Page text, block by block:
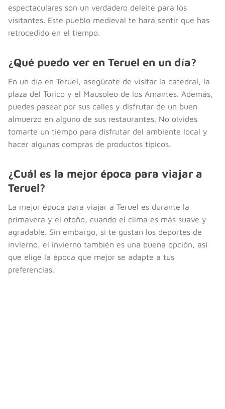
espectaculares son un verdadero deleite para los
visitantes. Este pueblo medieval te hará sentir que has
retrocedido en el tiempo.
¿Qué puedo ver en Teruel en un día?
En un día en Teruel, asegúrate de visitar la catedral, la
plaza del Torico y el Mausoleo de los Amantes. Además,
puedes pasear por sus calles y disfrutar de un buen
almuerzo en alguno de sus restaurantes. No olvides
tomarte un tiempo para disfrutar del ambiente local y
hacer algunas compras de productos típicos.
¿Cuál es la mejor época para viajar a
Teruel?
La mejor época para viajar a Teruel es durante la
primavera y el otoño, cuando el clima es más suave y
agradable. Sin embargo, si te gustan los deportes de
invierno, el invierno también es una buena opción, así
que elige la época que mejor se adapte a tus
preferencias.